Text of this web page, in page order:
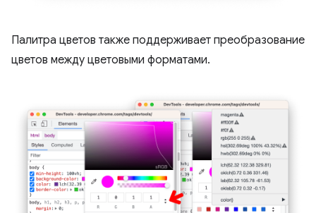
Палитра цветов также поддерживает преобразование
цветов между цветовыми форматами.